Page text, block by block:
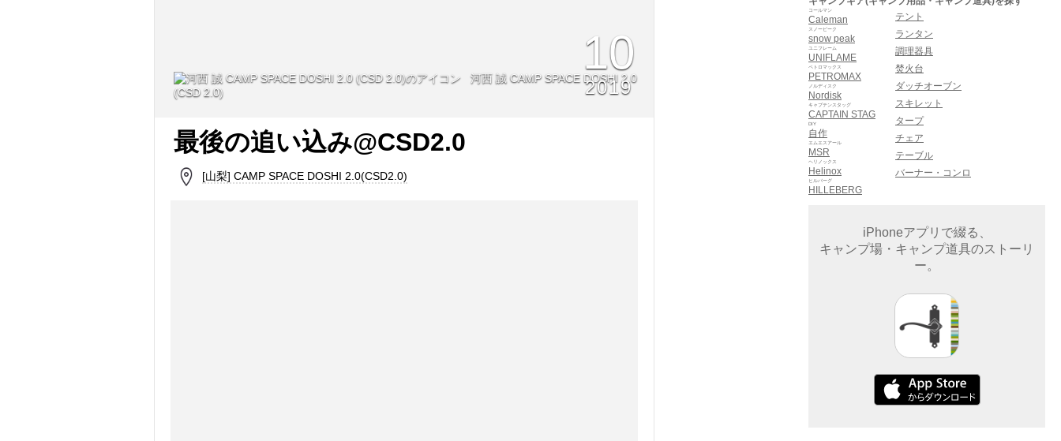
河西 誠 CAMP SPACE DOSHI 2.0
(CSD 2.0)
10
2019
最後の追い込み@CSD2.0
[山梨] CAMP SPACE DOSHI 2.0(CSD2.0)
Caleman
コールマン
snow peak
スノーピーク
UNIFLAME
ユニフレーム
PETROMAX
ペトロマックス
Nordisk
ノルディスク
CAPTAIN STAG
キャプテンスタッグ
自作
DIY
MSR
エムエスアール
Helinox
ヘリノックス
HILLEBERG
ヒルバーグ
テント
ランタン
調理器具
焚火台
ダッチオーブン
スキレット
タープ
チェア
テーブル
バーナー・コンロ
iPhoneアプリで綴る、
キャンプ場・キャンプ道具のストーリ
ー。